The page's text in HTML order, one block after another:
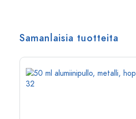
Samanlaisia tuotteita